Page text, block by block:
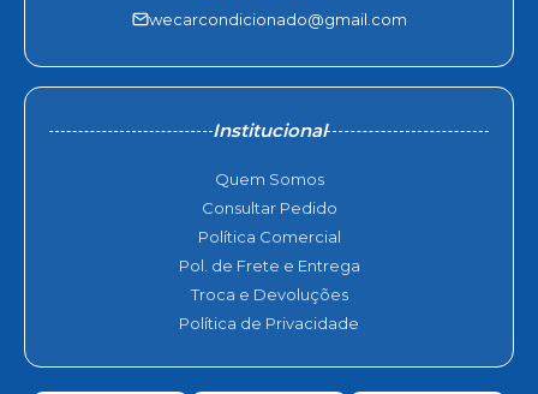
wecarcondicionado@gmail.com
Institucional
Quem Somos
Consultar Pedido
Política Comercial
Pol. de Frete e Entrega
Troca e Devoluções
Política de Privacidade